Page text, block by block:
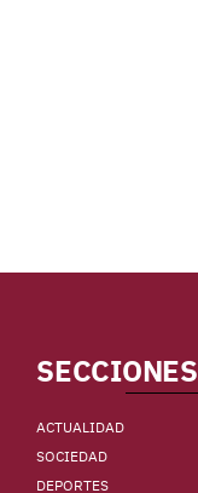
SECCIONES
ACTUALIDAD
SOCIEDAD
DEPORTES